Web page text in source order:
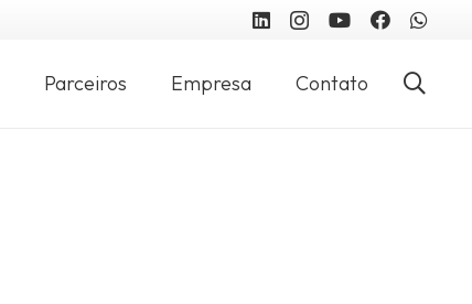
Parceiros Empresa Contato